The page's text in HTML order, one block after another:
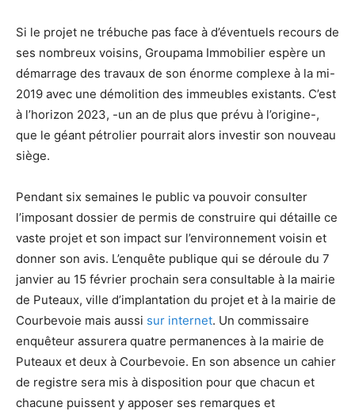
Si le projet ne trébuche pas face à d’éventuels recours de
ses nombreux voisins, Groupama Immobilier espère un
démarrage des travaux de son énorme complexe à la mi-
2019 avec une démolition des immeubles existants. C’est
à l’horizon 2023, -un an de plus que prévu à l’origine-,
que le géant pétrolier pourrait alors investir son nouveau
siège.
Pendant six semaines le public va pouvoir consulter
l’imposant dossier de permis de construire qui détaille ce
vaste projet et son impact sur l’environnement voisin et
donner son avis. L’enquête publique qui se déroule du 7
janvier au 15 février prochain sera consultable à la mairie
de Puteaux, ville d’implantation du projet et à la mairie de
Courbevoie mais aussi sur internet. Un commissaire
enquêteur assurera quatre permanences à la mairie de
Puteaux et deux à Courbevoie. En son absence un cahier
de registre sera mis à disposition pour que chacun et
chacune puissent y apposer ses remarques et